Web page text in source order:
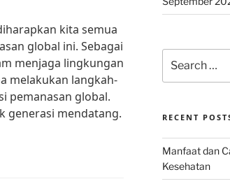
kita semua
global ini. Sebagai
menjaga lingkungan
melakukan langkah-
pemanasan global.
generasi mendatang.
for:
RECENT
Manfaat dan
Kesehatan